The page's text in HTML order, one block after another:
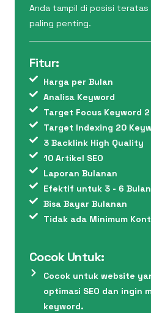
Anda tampil di posisi teratas
paling penting.
Fitur:
Harga per Bulan
Analisa Keyword
Target Focus Keyword
Target Indexing 20
3 Backlink High Quality
10 Artikel SEO
Laporan Bulanan
Efektif untuk 3 - 6 Bulan
Bisa Bayar Bulanan
Tidak ada Minimum
Cocok Untuk:
Cocok untuk website
optimasi SEO dan ingin
keyword.